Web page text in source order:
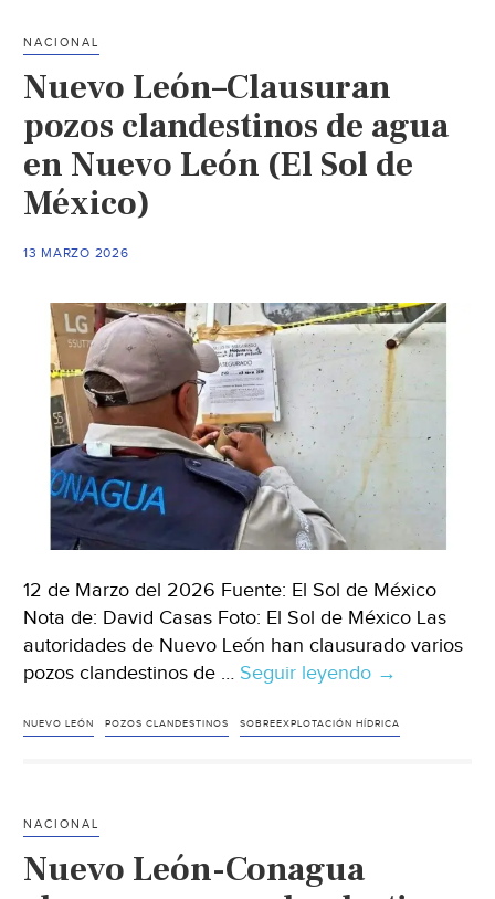
de
agua
clandestinos
(El
NACIONAL
Nuevo León–Clausuran
pozos clandestinos de agua
en Nuevo León (El Sol de
México)
13 MARZO 2026
12 de Marzo del 2026 Fuente: El Sol de México
Nota de: David Casas Foto: El Sol de México Las
autoridades de Nuevo León han clausurado varios
pozos clandestinos de … Seguir leyendo Nuevo
Clausuran
→
NUEVO LEÓN POZOS CLANDESTINOS SOBREEXPLOTACIÓN HÍDRICA
NACIONAL
Nuevo León-Conagua